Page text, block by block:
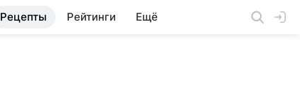
Рецепты Рейтинги Ещё